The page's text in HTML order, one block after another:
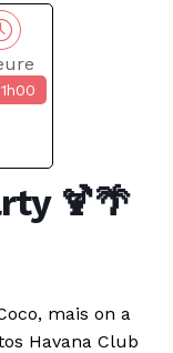
🍹🌴
mais on a
Havana Club